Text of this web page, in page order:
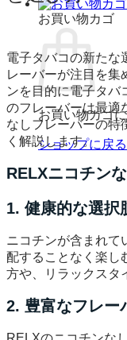
お買い物カゴ
お買い物カゴ
ショップに戻る
電子タバコの新たな
レーバーが注目を集
ンを目的に電子タバ
のフレーバーは最適
なしフレーバーの特
く解説します。
RELXニコチン
1. 健康的な選択
ニコチンが含まれて
配することなく楽し
方や、リラックスタ
2. 豊富なフレー